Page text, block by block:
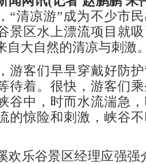
“清凉游”成为不少市
景区水上漂流项目就
自大自然的清凉与刺激
客们早早穿戴好防护
待着。很快，游客们
谷中，时而水流湍急
的惊险和刺激，峡谷
乐谷景区经理应强强